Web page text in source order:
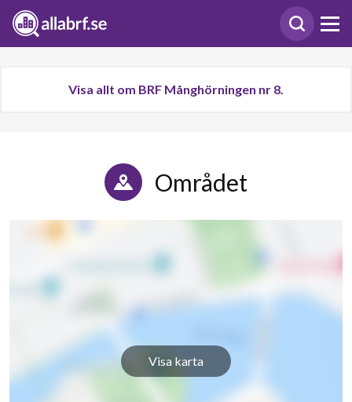
Visa allt om BRF Månghörningen nr 8.
Området
Visa karta